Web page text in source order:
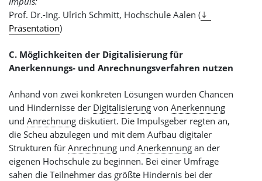
Prof. Dr.-Ing. Ulrich Schmitt, Hochschule Aalen (
Präsentation)
C. Möglichkeiten der Digitalisierung für
Anerkennungs- und Anrechnungsverfahren nutzen
Anhand von zwei konkreten Lösungen wurden Chancen
und Hindernisse der Digitalisierung von Anerkennung
und Anrechnung diskutiert. Die Impulsgeber regten an,
die Scheu abzulegen und mit dem Aufbau digitaler
Strukturen für Anrechnung und Anerkennung an der
eigenen Hochschule zu beginnen. Bei einer Umfrage
sahen die Teilnehmer das größte Hindernis bei der